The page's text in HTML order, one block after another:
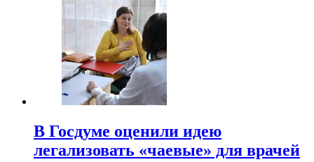
В Госдуме оценили идею
легализовать «чаевые» для врачей